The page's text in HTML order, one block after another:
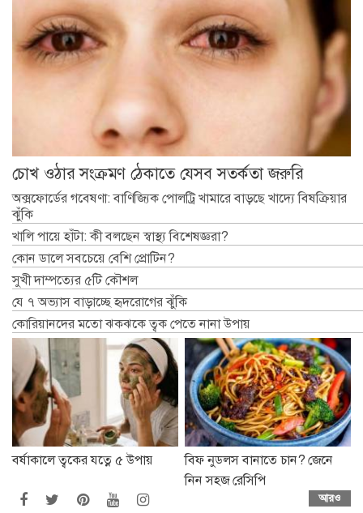
চোখ ওঠার সংক্রমণ ঠেকাতে যেসব সতর্কতা জরুরি
অক্সফোর্ডের গবেষণা: বাণিজ্যিক পোলট্রি খামারে বাড়ছে খাদ্যে বিষক্রিয়ার
ঝুঁকি
খালি পায়ে হাঁটা: কী বলছেন স্বাস্থ্য বিশেষজ্ঞরা?
কোন ডালে সবচেয়ে বেশি প্রোটিন?
সুখী দাম্পত্যের ৫টি কৌশল
যে ৭ অভ্যাস বাড়াচ্ছে হৃদরোগের ঝুঁকি
কোরিয়ানদের মতো ঝকঝকে ত্বক পেতে নানা উপায়
বর্ষাকালে ত্বকের যত্নে ৫ উপায়
বিফ নুডলস বানাতে চান? জেনে
নিন সহজ রেসিপি
আরও